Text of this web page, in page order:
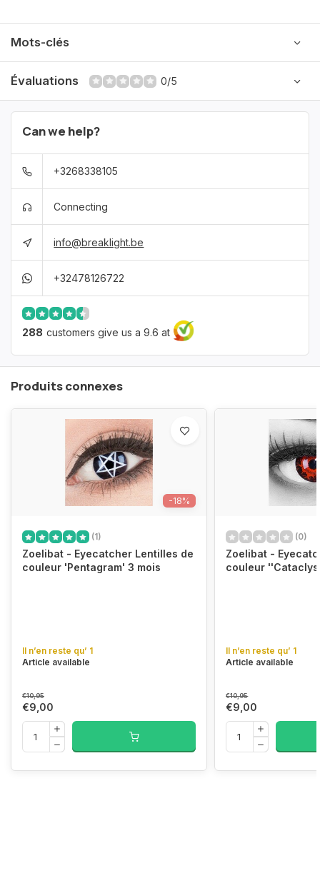
Mots-clés
Évaluations 0/5
Can we help?
+3268338105
Connecting
info@breaklight.be
+32478126722
288 customers give us a 9.6 at
Produits connexes
-18%
(1)
Zoelibat - Eyecatcher Lentilles de
couleur 'Pentagram' 3 mois
Il n’en reste qu’ 1
Article available
€10,95
€9,00
(0)
Zoelibat -
couleur
Il n’en reste qu’ 1
Article available
€10,95
€9,00